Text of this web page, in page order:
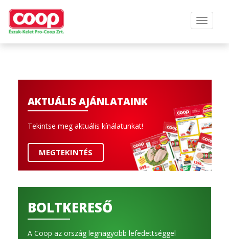
AKTUÁLIS AJÁNLATAINK
Tekintse meg aktuális kínálatunkat!
MEGTEKINTÉS
BOLTKERESŐ
A Coop az ország legnagyobb lefedettséggel